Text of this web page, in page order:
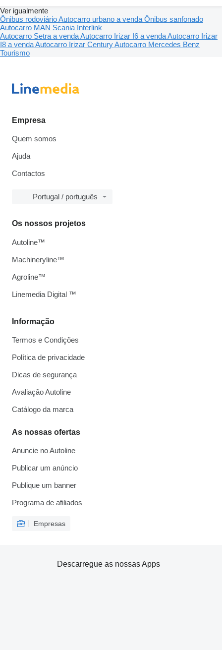
Ver igualmente
Ônibus rodoviárioAutocarro urbano a venda Ônibus sanfonado
Autocarro MAN Scania Interlink
Autocarro Setra a vendaAutocarro Irizar I6 a vendaAutocarro Irizar
I8 a vendaAutocarro Irizar CenturyAutocarro Mercedes Benz
Tourismo
Empresa
Quem somos
Ajuda
Contactos
Portugal / português
Informação
Termos e Condições
Política de privacidade
Dicas de segurança
Avaliação Autoline
Catálogo da marca
As nossas ofertas
Anuncie no Autoline
Publicar um anúncio
Publique um banner
Programa de afiliados
Empresas
Os nossos projetos
Autoline™
Machineryline™
Agroline™
Linemedia Digital ™
Descarregue as nossas Apps